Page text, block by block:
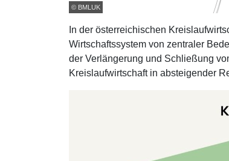
© BMLUK
In der österreichischen
Wirtschaftssystem von zentraler
der Verlängerung und Schließung
Kreislaufwirtschaft in absteigender